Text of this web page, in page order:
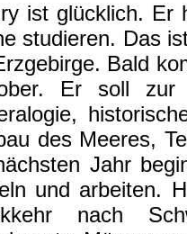
ist glücklich. Er
studieren. Das
Bald
Er soll zur
des Meeres,
Jahr
und arbeiten.
nach